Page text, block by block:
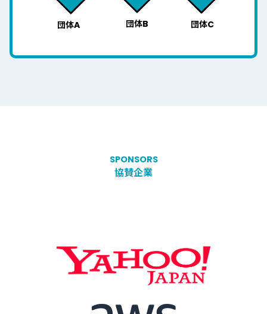
団体A 団体B 団体C
SPONSORS
協賛企業